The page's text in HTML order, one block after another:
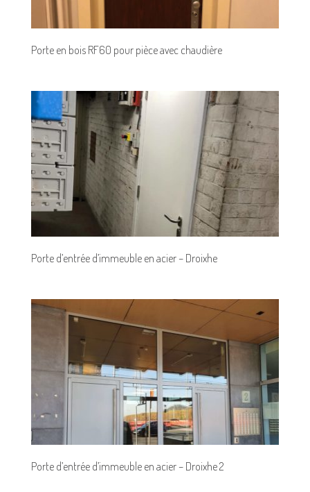
Porte en bois RF60 pour pièce avec chaudière
Porte d’entrée d’immeuble en acier – Droixhe
Porte d’entrée d’immeuble en acier – Droixhe 2